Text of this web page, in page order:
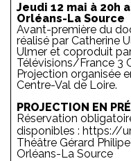
Jeudi 12 mai à 20h
Orléans-La Source
Avant-première du
réalisé par Catherine
Ulmer et coproduit
Télévisions/France 3
Projection organisée
Centre-Val de Loire.
PROJECTION EN
Réservation
disponibles : https://
Théâtre Gérard
Orléans-La Source